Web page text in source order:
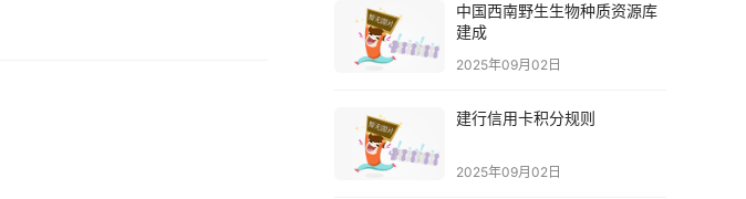
中国西南野生生物种质资源库
建成
2025年09月02日
建行信用卡积分规则
2025年09月02日